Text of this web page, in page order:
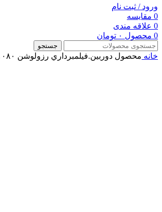
ورود / ثبت نام
0 مقایسه
0 علاقه مندی
0 محصول ۰ تومان
جستجو
خانه محصول دوربين.فيلمبرداري رزولوشن ۱۰۸۰ × ۱۹۲۰ و سرعت ۳۰/۶۰/۱۲۰/۲۴۰ فریم بر ثانیه (۱۰۸۰p@۳۰/۶۰/۱۲۰/۲۴۰FPS)